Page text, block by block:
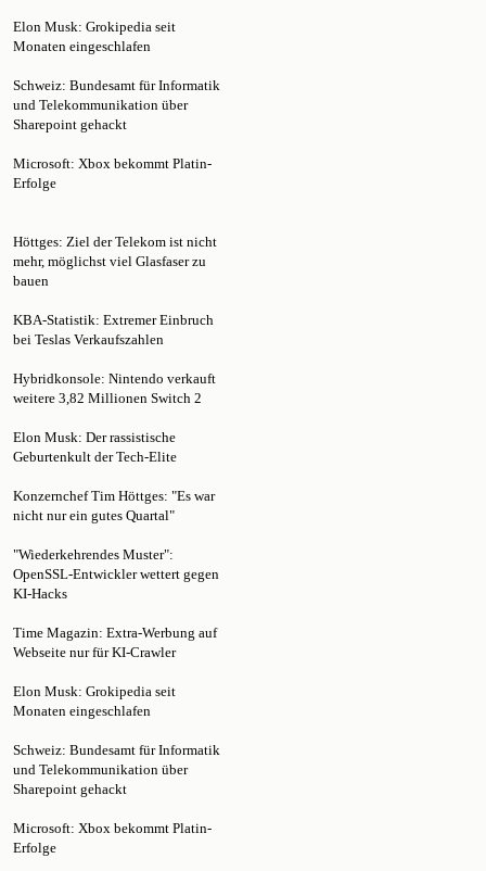
Monaten eingeschlafen
Schweiz: Bundesamt für Informatik
und Telekommunikation über
Sharepoint gehackt
Microsoft: Xbox bekommt Platin-
Erfolge
mehr, möglichst viel Glasfaser zu
bauen
bei Teslas Verkaufszahlen
weitere 3,82 Millionen Switch 2
Elon Musk: Der rassistische
Geburtenkult der Tech-Elite
nicht nur ein gutes Quartal"
"Wiederkehrendes Muster":
OpenSSL-Entwickler wettert gegen
KI-Hacks
Webseite nur für KI-Crawler
Monaten eingeschlafen
Schweiz: Bundesamt für Informatik
und Telekommunikation über
Sharepoint gehackt
Microsoft: Xbox bekommt Platin-
Erfolge